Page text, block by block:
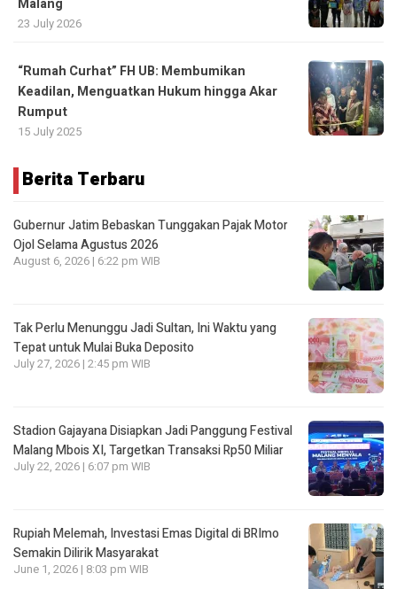
Malang
23 July 2026
“Rumah Curhat” FH UB: Membumikan
Keadilan, Menguatkan Hukum hingga Akar
Rumput
15 July 2025
Berita Terbaru
Gubernur Jatim Bebaskan Tunggakan Pajak Motor
Ojol Selama Agustus 2026
August 6, 2026 | 6:22 pm WIB
Tak Perlu Menunggu Jadi Sultan, Ini Waktu yang
Tepat untuk Mulai Buka Deposito
July 27, 2026 | 2:45 pm WIB
Stadion Gajayana Disiapkan Jadi Panggung Festival
Malang Mbois XI, Targetkan Transaksi Rp50 Miliar
July 22, 2026 | 6:07 pm WIB
Rupiah Melemah, Investasi Emas Digital di BRImo
Semakin Dilirik Masyarakat
June 1, 2026 | 8:03 pm WIB